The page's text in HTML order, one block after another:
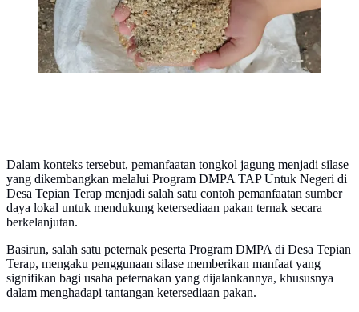
Dalam konteks tersebut, pemanfaatan tongkol jagung menjadi silase
yang dikembangkan melalui Program DMPA TAP Untuk Negeri di
Desa Tepian Terap menjadi salah satu contoh pemanfaatan sumber
daya lokal untuk mendukung ketersediaan pakan ternak secara
berkelanjutan.
Basirun, salah satu peternak peserta Program DMPA di Desa Tepian
Terap, mengaku penggunaan silase memberikan manfaat yang
signifikan bagi usaha peternakan yang dijalankannya, khususnya
dalam menghadapi tantangan ketersediaan pakan.